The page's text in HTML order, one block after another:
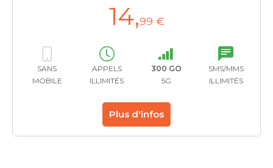
14,99 €
SANS
MOBILE
APPELS
ILLIMITÉS
300 GO
5G
SMS/MMS
ILLIMITÉS
Plus d'infos